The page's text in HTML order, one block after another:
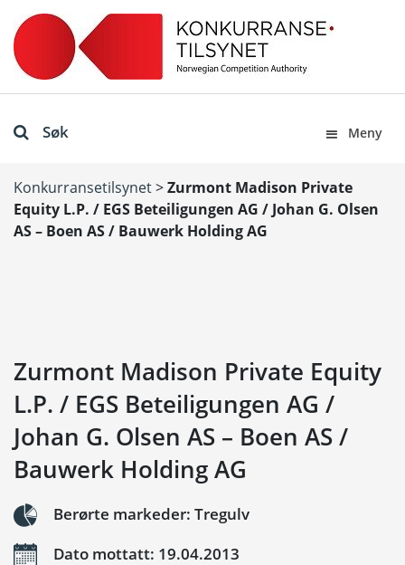
Søk Meny
Konkurransetilsynet>Zurmont Madison Private
Equity L.P. / EGS Beteiligungen AG / Johan G. Olsen
AS – Boen AS / Bauwerk Holding AG
Zurmont Madison Private Equity
L.P. / EGS Beteiligungen AG /
Johan G. Olsen AS – Boen AS /
Bauwerk Holding AG
Berørte markeder: Tregulv
Dato mottatt: 19.04.2013